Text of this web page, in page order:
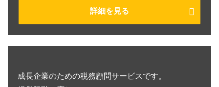
詳細を見る
成長企業のための税務顧問サービスです。